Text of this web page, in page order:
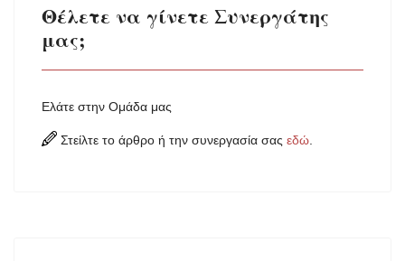
Θέλετε να γίνετε Συνεργάτης
μας;
Ελάτε στην Ομάδα μας
Στείλτε το άρθρο ή την συνεργασία σας εδώ